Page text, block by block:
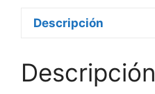
Descripción
Descripción